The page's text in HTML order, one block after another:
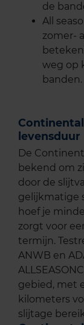
de
All
zomer-
weg op
banden.
Continental
levensduur
De
bekend om
door de
gelijkmatige
hoef je
zorgt voor
termijn.
ANWB en
gebied, met
kilometers
slijtage